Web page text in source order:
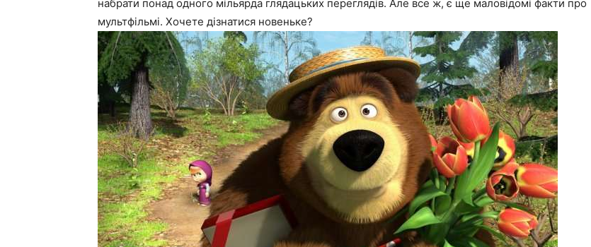
набрати понад одного мільярда глядацьких переглядів. Але все ж, є ще маловідомі факти про
мультфільмі. Хочете дізнатися новеньке?